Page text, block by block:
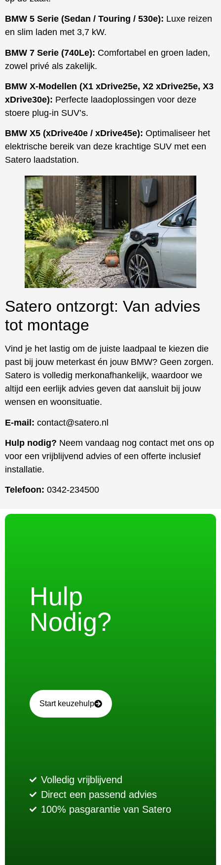
BMW 5 Serie (Sedan / Touring / 530e): Luxe reizen
en slim laden met 3,7 kW.
BMW 7 Serie (740Le): Comfortabel en groen laden,
zowel privé als zakelijk.
BMW X-Modellen (X1 xDrive25e, X2 xDrive25e, X3
xDrive30e): Perfecte laadoplossingen voor deze
stoere plug-in SUV’s.
BMW X5 (xDrive40e / xDrive45e): Optimaliseer het
elektrische bereik van deze krachtige SUV met een
Satero laadstation.
Satero ontzorgt: Van advies
tot montage
Vind je het lastig om de juiste laadpaal te kiezen die
past bij jouw meterkast én jouw BMW? Geen zorgen.
Satero is volledig merkonafhankelijk, waardoor we
altijd een eerlijk advies geven dat aansluit bij jouw
wensen en woonsituatie.
E-mail: contact@satero.nl
Hulp nodig? Neem vandaag nog contact met ons op
voor een vrijblijvend advies of een offerte inclusief
installatie.
Telefoon: 0342-234500
Hulp
Nodig?
Start keuzehulp
Volledig vrijblijvend
Direct een passend advies
100% pasgarantie van Satero